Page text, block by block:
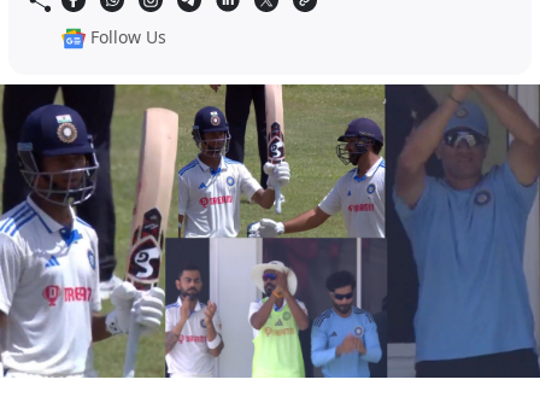
Follow Us